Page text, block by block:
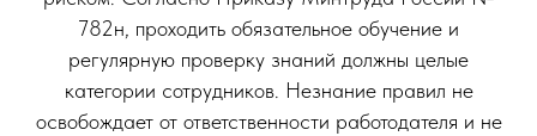
782н, проходить обязательное обучение и
регулярную проверку знаний должны целые
категории сотрудников. Незнание правил не
освобождает от ответственности работодателя и не